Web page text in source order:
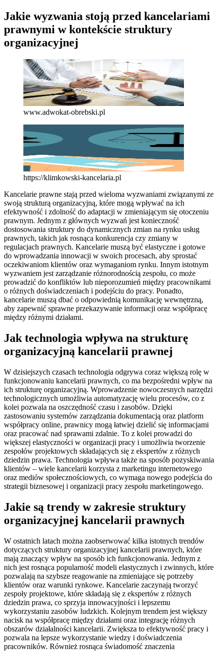
Jakie wyzwania stoją przed kancelariami
prawnymi w kontekście struktury
organizacyjnej
www.adwokat-obrebski.pl
https://klimkowski-kancelaria.pl
Kancelarie prawne stają przed wieloma wyzwaniami związanymi ze
swoją strukturą organizacyjną, które mogą wpływać na ich
efektywność i zdolność do adaptacji w zmieniającym się otoczeniu
prawnym. Jednym z głównych wyzwań jest konieczność
dostosowania struktury do dynamicznych zmian na rynku usług
prawnych, takich jak rosnąca konkurencja czy zmiany w
regulacjach prawnych. Kancelarie muszą być elastyczne i gotowe
do wprowadzania innowacji w swoich procesach, aby sprostać
oczekiwaniom klientów oraz wymaganiom rynku. Innym istotnym
wyzwaniem jest zarządzanie różnorodnością zespołu, co może
prowadzić do konfliktów lub nieporozumień między pracownikami
o różnych doświadczeniach i podejściu do pracy. Ponadto,
kancelarie muszą dbać o odpowiednią komunikację wewnętrzną,
aby zapewnić sprawne przekazywanie informacji oraz współpracę
między różnymi działami.
Jak technologia wpływa na strukturę
organizacyjną kancelarii prawnej
W dzisiejszych czasach technologia odgrywa coraz większą rolę w
funkcjonowaniu kancelarii prawnych, co ma bezpośredni wpływ na
ich strukturę organizacyjną. Wprowadzenie nowoczesnych narzędzi
technologicznych umożliwia automatyzację wielu procesów, co z
kolei pozwala na oszczędność czasu i zasobów. Dzięki
zastosowaniu systemów zarządzania dokumentacją oraz platform
współpracy online, prawnicy mogą łatwiej dzielić się informacjami
oraz pracować nad sprawami zdalnie. To z kolei prowadzi do
większej elastyczności w organizacji pracy i umożliwia tworzenie
zespołów projektowych składających się z ekspertów z różnych
dziedzin prawa. Technologia wpływa także na sposób pozyskiwania
klientów – wiele kancelarii korzysta z marketingu internetowego
oraz mediów społecznościowych, co wymaga nowego podejścia do
strategii biznesowej i organizacji pracy zespołu marketingowego.
Jakie są trendy w zakresie struktury
organizacyjnej kancelarii prawnych
W ostatnich latach można zaobserwować kilka istotnych trendów
dotyczących struktury organizacyjnej kancelarii prawnych, które
mają znaczący wpływ na sposób ich funkcjonowania. Jednym z
nich jest rosnąca popularność modeli elastycznych i zwinnych, które
pozwalają na szybsze reagowanie na zmieniające się potrzeby
klientów oraz warunki rynkowe. Kancelarie zaczynają tworzyć
zespoły projektowe, które składają się z ekspertów z różnych
dziedzin prawa, co sprzyja innowacyjności i lepszemu
wykorzystaniu zasobów ludzkich. Kolejnym trendem jest większy
nacisk na współpracę między działami oraz integrację różnych
obszarów działalności kancelarii. Zwiększa to efektywność pracy i
pozwala na lepsze wykorzystanie wiedzy i doświadczenia
pracowników. Również rosnąca świadomość znaczenia